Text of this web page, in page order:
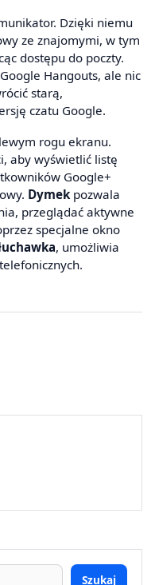
Dzięki niemu
ze znajomymi, w tym
dostępu do poczty.
Hangouts, ale nic
starą,
czatu Google.
rogu ekranu.
aby wyświetlić listę
Google+
Dymekpozwala
przeglądać aktywne
specjalne okno
, umożliwia
Szukaj